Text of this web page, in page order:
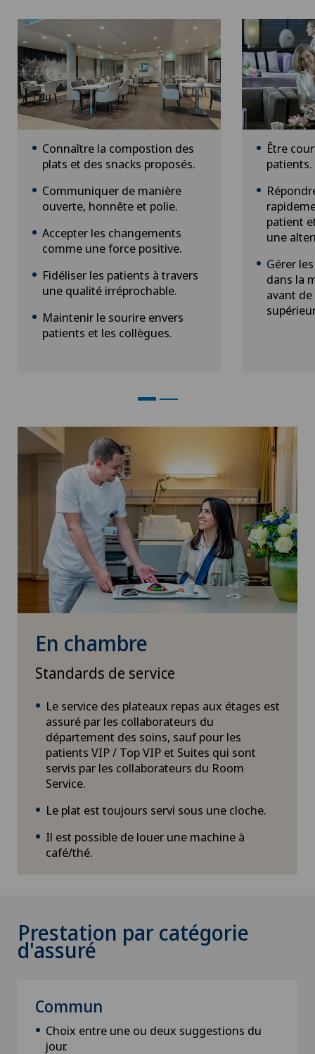
Connaître la compostion des
plats et des snacks proposés.
Communiquer de manière
ouverte, honnête et polie.
Accepter les changements
comme une force positive.
Fidéliser les patients à travers
une qualité irréprochable.
Maintenir le sourire envers
patients et les collègues.
Être
patients.
patient
une
Gérer
dans la
avant
En chambre
Standards de service
Le service des plateaux repas aux étages est
assuré par les collaborateurs du
département des soins, sauf pour les
patients VIP / Top VIP et Suites qui sont
servis par les collaborateurs du Room
Service.
Le plat est toujours servi sous une cloche.
Il est possible de louer une machine à
café/thé.
Prestation par catégorie
d'assuré
Commun
Choix entre une ou deux suggestions du
jour.